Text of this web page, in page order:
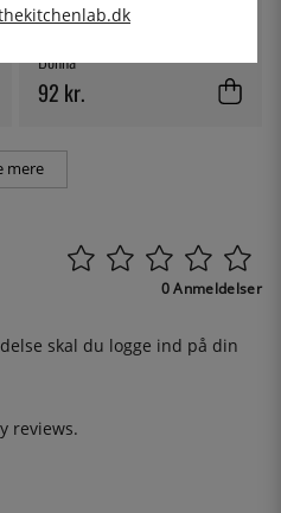
BONNA
Bonna
92 kr.
mere
0 Anmeldelser
skal du logge ind på din
reviews.